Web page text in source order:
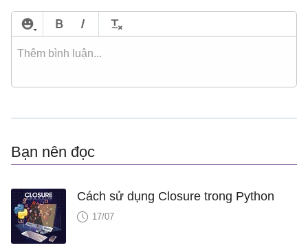
Bạn nên đọc
Cách sử dụng Closure trong Python
17/07